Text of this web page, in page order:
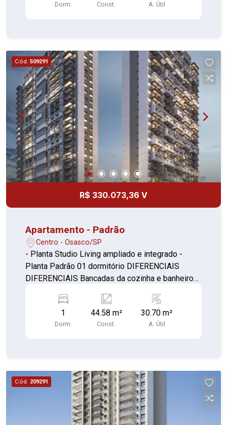
Dorm. Const. A. Útil
Cód. 509291
R$ 330.073,36 V
Apartamento - Padrão
Centro - Osasco/SP
- Planta Studio Living ampliado e integrado -
Planta Padrão 01 dormitório DIFERENCIAIS
DIFERENCIAIS Bancadas da cozinha e banheiro
ar-condicionado Caixilho do dormitório com
persiana de enrolar
1
Dorm.
44.58 m²
Const.
30.70 m²
A. Útil
Cód. 209291